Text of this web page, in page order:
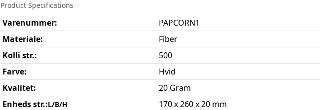
Product Specifications
Varenummer:
PAPCORN1
Materiale:
Fiber
Kolli str.:
500
Farve:
Hvid
Kvalitet:
20 Gram
Enheds str.:L/B/H 170 x 260 x 20 mm